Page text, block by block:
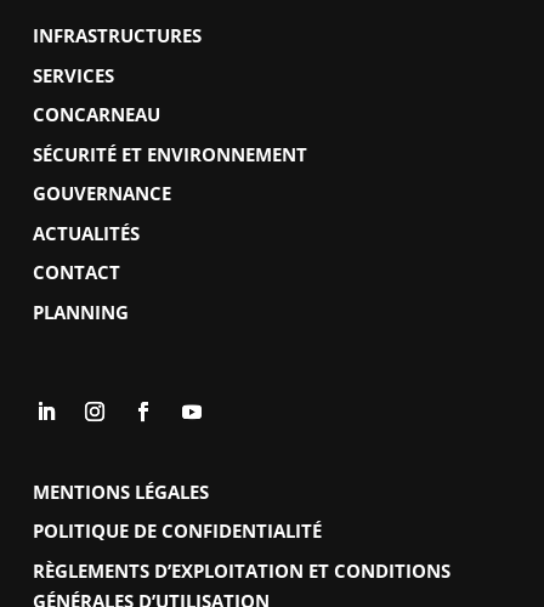
INFRASTRUCTURES
SERVICES
CONCARNEAU
SÉCURITÉ ET ENVIRONNEMENT
GOUVERNANCE
ACTUALITÉS
CONTACT
PLANNING
MENTIONS LÉGALES
POLITIQUE DE CONFIDENTIALITÉ
RÈGLEMENTS D’EXPLOITATION ET CONDITIONS
GÉNÉRALES D’UTILISATION